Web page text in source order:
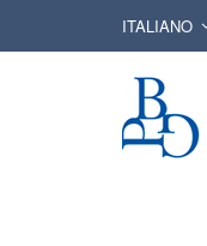
ITALIANO